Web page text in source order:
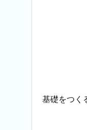
基礎をつく